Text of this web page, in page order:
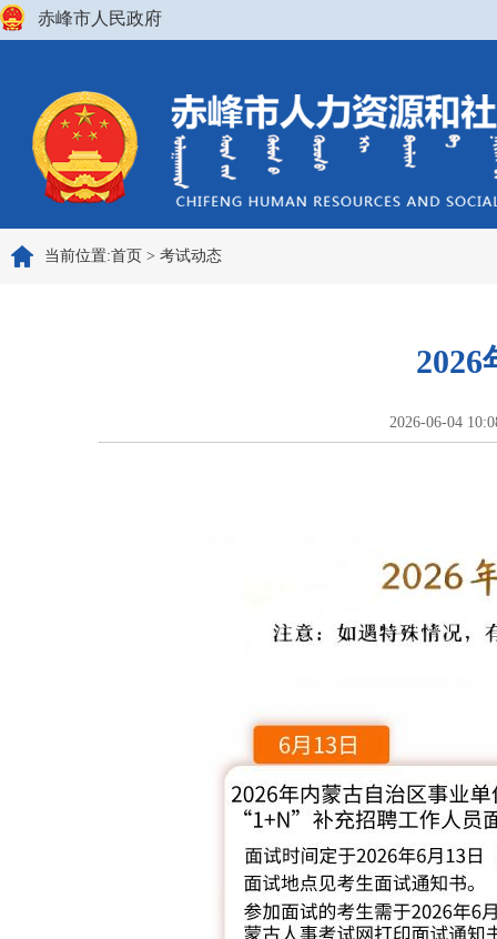
赤峰市人民政府
当前位置:首页 > 考试动态
2026-06-04